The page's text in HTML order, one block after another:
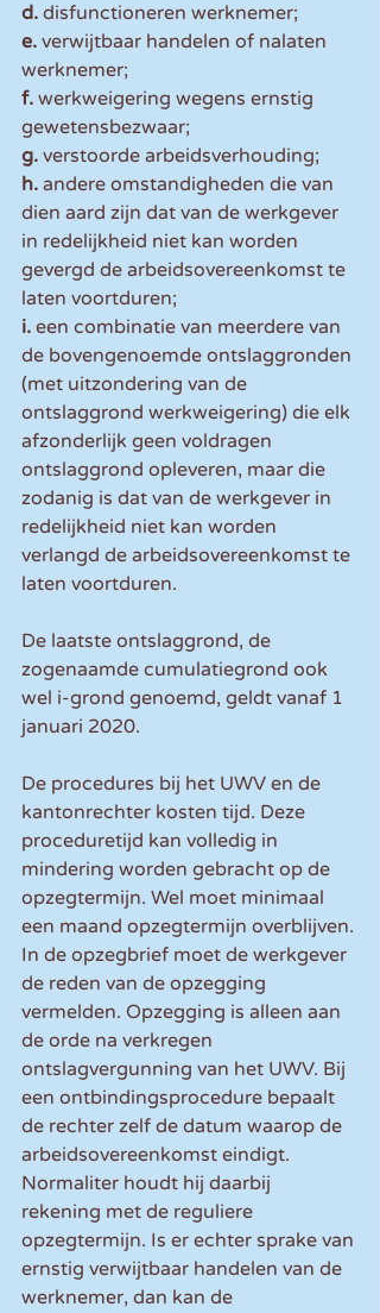
d. disfunctioneren werknemer;
e. verwijtbaar handelen of nalaten
werknemer;
f. werkweigering wegens ernstig
gewetensbezwaar;
g. verstoorde arbeidsverhouding;
h. andere omstandigheden die van
dien aard zijn dat van de werkgever
in redelijkheid niet kan worden
gevergd de arbeidsovereenkomst te
laten voortduren;
i. een combinatie van meerdere van
de bovengenoemde ontslaggronden
(met uitzondering van de
ontslaggrond werkweigering) die elk
afzonderlijk geen voldragen
ontslaggrond opleveren, maar die
zodanig is dat van de werkgever in
redelijkheid niet kan worden
verlangd de arbeidsovereenkomst te
laten voortduren.
De laatste ontslaggrond, de
zogenaamde cumulatiegrond ook
wel i-grond genoemd, geldt vanaf 1
januari 2020.
De procedures bij het UWV en de
kantonrechter kosten tijd. Deze
proceduretijd kan volledig in
mindering worden gebracht op de
opzegtermijn. Wel moet minimaal
een maand opzegtermijn overblijven.
In de opzegbrief moet de werkgever
de reden van de opzegging
vermelden. Opzegging is alleen aan
de orde na verkregen
ontslagvergunning van het UWV. Bij
een ontbindingsprocedure bepaalt
de rechter zelf de datum waarop de
arbeidsovereenkomst eindigt.
Normaliter houdt hij daarbij
rekening met de reguliere
opzegtermijn. Is er echter sprake van
ernstig verwijtbaar handelen van de
werknemer, dan kan de